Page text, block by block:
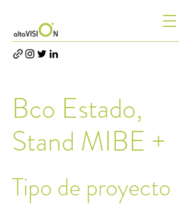
Bco Estado,
Stand MIBE +
Tipo de proyecto